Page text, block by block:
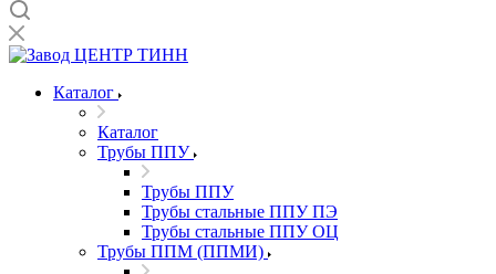
Каталог
Каталог
Трубы ППУ
Трубы ППУ
Трубы стальные ППУ ПЭ
Трубы стальные ППУ ОЦ
Трубы ППМ (ППМИ)